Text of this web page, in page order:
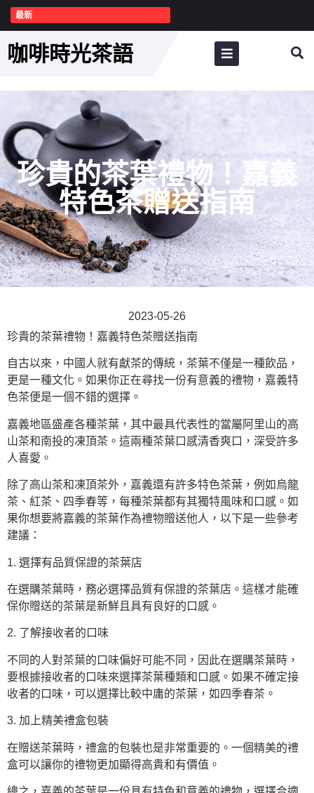
最新
咖啡時光茶語
珍貴的茶葉禮物！嘉義
特色茶贈送指南
2023-05-26
珍貴的茶葉禮物！嘉義特色茶贈送指南
自古以來，中國人就有獻茶的傳統，茶葉不僅是一種飲品，
更是一種文化。如果你正在尋找一份有意義的禮物，嘉義特
色茶便是一個不錯的選擇。
嘉義地區盛產各種茶葉，其中最具代表性的當屬阿里山的高
山茶和南投的凍頂茶。這兩種茶葉口感清香爽口，深受許多
人喜愛。
除了高山茶和凍頂茶外，嘉義還有許多特色茶葉，例如烏龍
茶、紅茶、四季春等，每種茶葉都有其獨特風味和口感。如
果你想要將嘉義的茶葉作為禮物贈送他人，以下是一些參考
建議：
1. 選擇有品質保證的茶葉店
在選購茶葉時，務必選擇品質有保證的茶葉店。這樣才能確
保你贈送的茶葉是新鮮且具有良好的口感。
2. 了解接收者的口味
不同的人對茶葉的口味偏好可能不同，因此在選購茶葉時，
要根據接收者的口味來選擇茶葉種類和口感。如果不確定接
收者的口味，可以選擇比較中庸的茶葉，如四季春茶。
3. 加上精美禮盒包裝
在贈送茶葉時，禮盒的包裝也是非常重要的。一個精美的禮
盒可以讓你的禮物更加顯得高貴和有價值。